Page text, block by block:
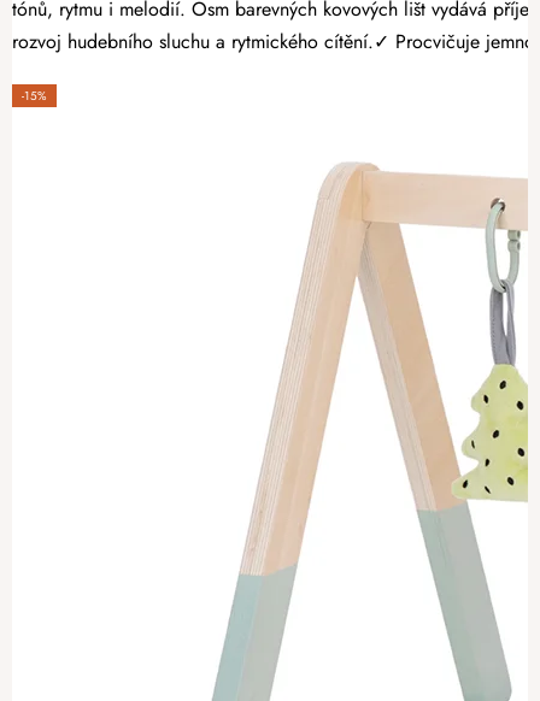
tónů, rytmu i melodií. Osm barevných kovových lišt vydává příjemné a čisté tóny,
rozvoj hudebního sluchu a rytmického cítění.✓ Procvičuje
-15%